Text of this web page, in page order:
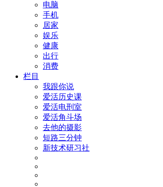
电脑
手机
居家
娱乐
健康
出行
消费
栏目
我跟你说
爱活历史课
爱活电刑室
爱活角斗场
去他的摄影
短路三分钟
新技术研习社